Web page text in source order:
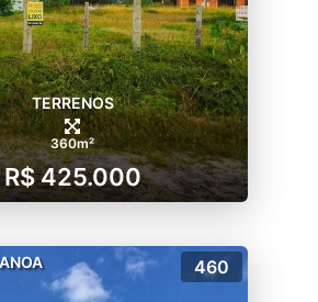
TERRENOS
360m²
R$ 425.000
460